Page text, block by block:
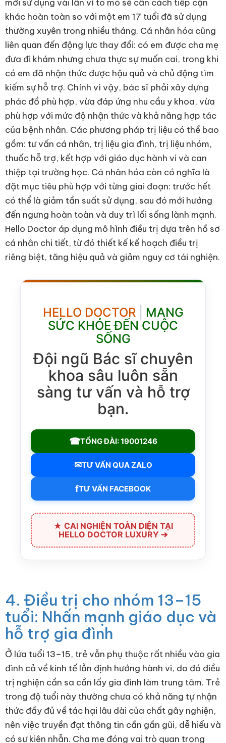
mới sử dụng vài lần vì tò mò sẽ cần cách tiếp cận
khác hoàn toàn so với một em 17 tuổi đã sử dụng
thường xuyên trong nhiều tháng. Cá nhân hóa cũng
liên quan đến động lực thay đổi: có em được cha mẹ
đưa đi khám nhưng chưa thực sự muốn cai, trong khi
có em đã nhận thức được hậu quả và chủ động tìm
kiếm sự hỗ trợ. Chính vì vậy, bác sĩ phải xây dựng
phác đồ phù hợp, vừa đáp ứng nhu cầu y khoa, vừa
phù hợp với mức độ nhận thức và khả năng hợp tác
của bệnh nhân. Các phương pháp trị liệu có thể bao
gồm: tư vấn cá nhân, trị liệu gia đình, trị liệu nhóm,
thuốc hỗ trợ, kết hợp với giáo dục hành vi và can
thiệp tại trường học. Cá nhân hóa còn có nghĩa là
đặt mục tiêu phù hợp với từng giai đoạn: trước hết
có thể là giảm tần suất sử dụng, sau đó mới hướng
đến ngưng hoàn toàn và duy trì lối sống lành mạnh.
Hello Doctor áp dụng mô hình điều trị dựa trên hồ sơ
cá nhân chi tiết, từ đó thiết kế kế hoạch điều trị
riêng biệt, tăng hiệu quả và giảm nguy cơ tái nghiện.
HELLO DOCTOR
MANG
SỨC KHỎE ĐẾN CUỘC
SỐNG
Đội ngũ Bác sĩ chuyên
khoa sâu luôn sẵn
sàng tư vấn và hỗ trợ
bạn.
☎TỔNG ĐÀI: 19001246
✉TƯ VẤN QUA ZALO
fTƯ VẤN FACEBOOK
★ CAI NGHIỆN TOÀN DIỆN TẠI
HELLO DOCTOR LUXURY ➔
4. Điều trị cho nhóm 13–15
tuổi: Nhấn mạnh giáo dục và
hỗ trợ gia đình
Ở lứa tuổi 13–15, trẻ vẫn phụ thuộc rất nhiều vào gia
đình cả về kinh tế lẫn định hướng hành vi, do đó điều
trị nghiện cần sa cần lấy gia đình làm trung tâm. Trẻ
trong độ tuổi này thường chưa có khả năng tự nhận
thức đầy đủ về tác hại lâu dài của chất gây nghiện,
nên việc truyền đạt thông tin cần gần gũi, dễ hiểu và
có sự kiên nhẫn. Cha mẹ đóng vai trò quan trọng